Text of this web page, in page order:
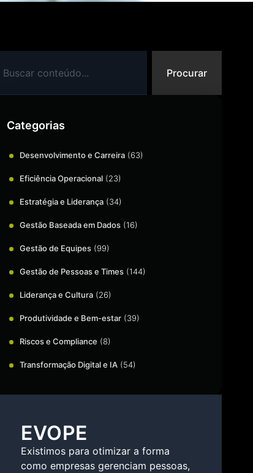
Procurar
Categorias
Desenvolvimento e Carreira (63)
Eficiência Operacional (23)
Estratégia e Liderança (34)
Gestão Baseada em Dados (16)
Gestão de Equipes (99)
Gestão de Pessoas e Times (144)
Liderança e Cultura (26)
Produtividade e Bem-estar (39)
Riscos e Compliance (8)
Transformação Digital e IA (54)
EVOPE
Existimos para otimizar a forma
como empresas gerenciam pessoas,